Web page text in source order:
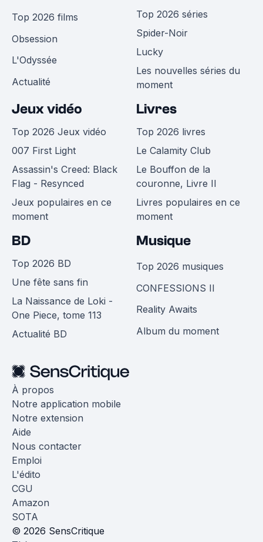
Top 2026 films
Obsession
L'Odyssée
Actualité
Top 2026 séries
Spider-Noir
Lucky
Les nouvelles séries du
moment
Jeux vidéo
Top 2026 Jeux vidéo
007 First Light
Assassin's Creed: Black
Flag - Resynced
Jeux populaires en ce
moment
Livres
Top 2026 livres
Le Calamity Club
Le Bouffon de la
couronne, Livre II
Livres populaires en ce
moment
BD
Top 2026 BD
Une fête sans fin
La Naissance de Loki -
One Piece, tome 113
Actualité BD
Musique
Top 2026 musiques
CONFESSIONS II
Reality Awaits
Album du moment
À propos
Notre application mobile
Notre extension
Aide
Nous contacter
Emploi
L'édito
CGU
Amazon
SOTA
© 2026 SensCritique